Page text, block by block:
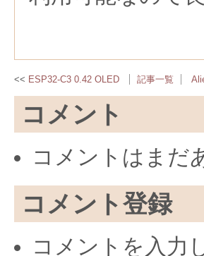
ESP32-C3 0.42 OLED 記事一覧
コメント
コメントはまだ
コメント登録
コメントを入力